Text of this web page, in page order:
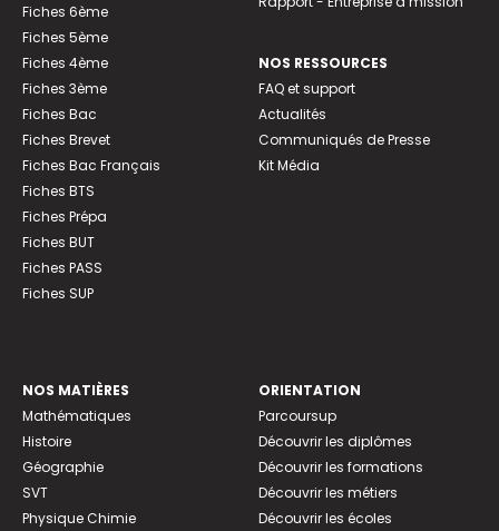
Fiches 6ème
Fiches 5ème
Fiches 4ème
Fiches 3ème
Fiches Bac
Fiches Brevet
Fiches Bac Français
Fiches BTS
Fiches Prépa
Fiches BUT
Fiches PASS
Fiches SUP
NOS RESSOURCES
FAQ et support
Actualités
Communiqués de Presse
Kit Média
NOS MATIÈRES
Mathématiques
Histoire
Géographie
SVT
Physique Chimie
ORIENTATION
Parcoursup
Découvrir les diplômes
Découvrir les formations
Découvrir les métiers
Découvrir les écoles